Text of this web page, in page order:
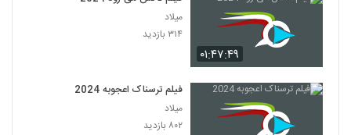
۰۱:۴۷:۴۹
میلاد
۳۱۴ بازدید
فیلم ترسناک اعجوبه 2024
میلاد
۸۰۲ بازدید